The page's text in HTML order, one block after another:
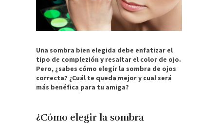
Una sombra bien elegida debe enfatizar el
tipo de complezión y resaltar el color de ojo.
Pero, ¿sabes cómo elegir la sombra de ojos
correcta? ¿Cuál te queda mejor y cual será
más benéfica para tu amiga?
¿Cómo elegir la sombra